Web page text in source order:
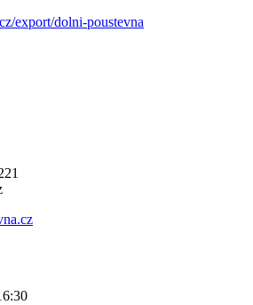
export/dolni-poustevna